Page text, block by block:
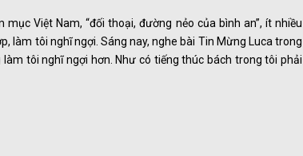
Việt Nam, “đối thoại, đường nẻo của bình an”, ít nhiều
làm tôi nghĩ ngợi. Sáng nay, nghe bài Tin Mừng Luca trong
tôi nghĩ ngợi hơn. Như có tiếng thúc bách trong tôi phải